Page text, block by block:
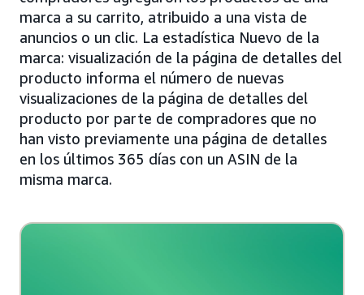
marca a su carrito, atribuido a una vista de
anuncios o un clic. La estadística Nuevo de la
marca: visualización de la página de detalles del
producto informa el número de nuevas
visualizaciones de la página de detalles del
producto por parte de compradores que no
han visto previamente una página de detalles
en los últimos 365 días con un ASIN de la
misma marca.